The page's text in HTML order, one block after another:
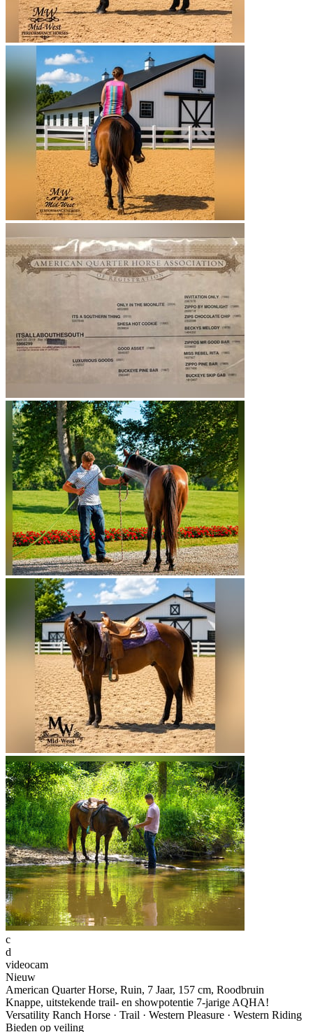
c
d
videocam
Nieuw
American Quarter Horse, Ruin, 7 Jaar, 157 cm, Roodbruin
Knappe, uitstekende trail- en showpotentie 7-jarige AQHA!
Versatility Ranch Horse · Trail · Western Pleasure · Western Riding
Bieden op veiling